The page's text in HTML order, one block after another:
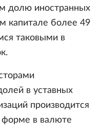
долю иностранных
капитале более 49
таковыми в
в уставных
производится
в валюте